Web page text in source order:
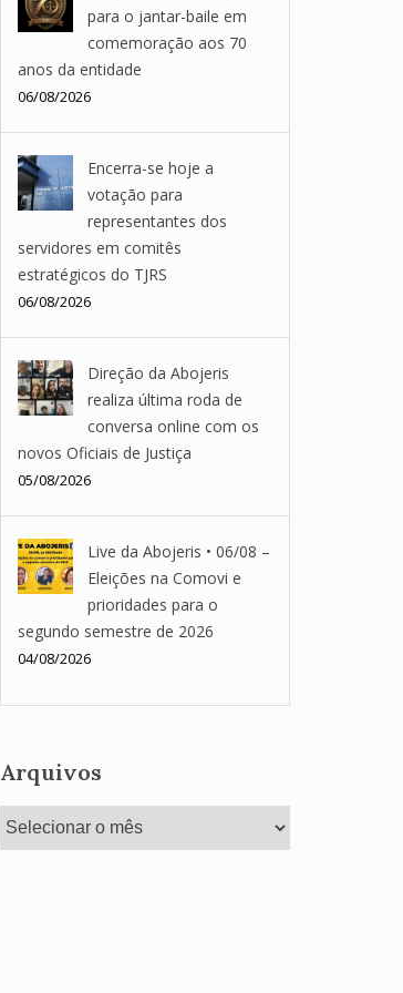
para o jantar-baile em
comemoração aos 70
anos da entidade
06/08/2026
Encerra-se hoje a
votação para
representantes dos
servidores em comitês
estratégicos do TJRS
06/08/2026
Direção da Abojeris
realiza última roda de
conversa online com os
novos Oficiais de Justiça
05/08/2026
Live da Abojeris • 06/08 –
Eleições na Comovi e
prioridades para o
segundo semestre de 2026
04/08/2026
Arquivos
Arquivos